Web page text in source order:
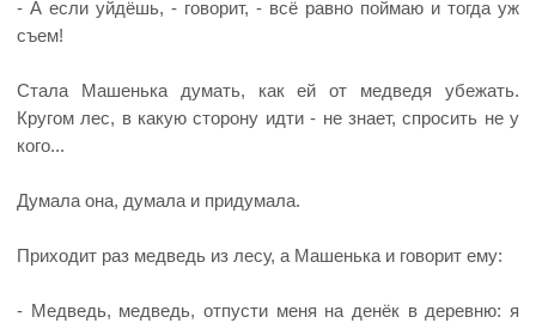
- А если уйдёшь, - говорит, - всё равно поймаю и тогда уж
съем!
Стала Машенька думать, как ей от медведя убежать.
Кругом лес, в какую сторону идти - не знает, спросить не у
кого...
Думала она, думала и придумала.
Приходит раз медведь из лесу, а Машенька и говорит ему:
- Медведь, медведь, отпусти меня на денёк в деревню: я